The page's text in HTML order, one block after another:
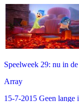
Speelweek 29: nu in
Array
15-7-2015 Geen